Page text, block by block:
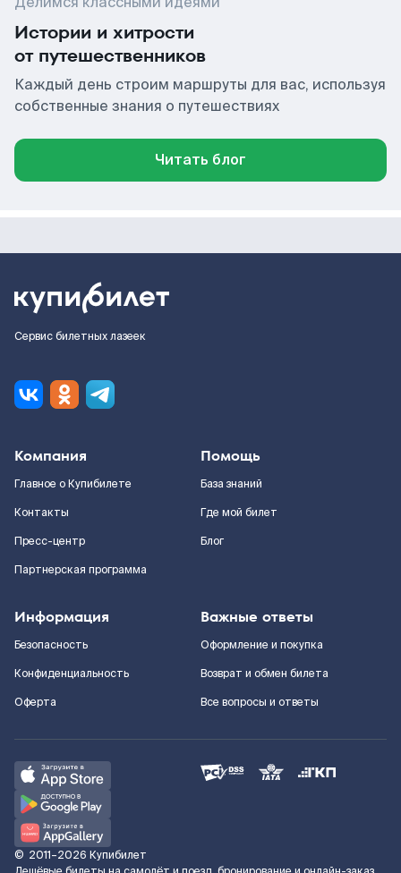
Истории и хитрости
от путешественников
Каждый день строим маршруты для вас, используя
собственные знания о путешествиях
Читать блог
Сервис билетных лазеек
Компания
Главное о Купибилете
Контакты
Пресс-центр
Партнерская программа
Помощь
База знаний
Где мой билет
Блог
Информация
Безопасность
Конфиденциальность
Оферта
Важные ответы
Оформление и покупка
Возврат и обмен билета
Все вопросы и ответы
© 2011–2026 Купибилет